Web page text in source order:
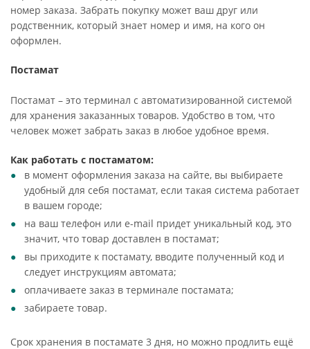
номер заказа. Забрать покупку может ваш друг или
родственник, который знает номер и имя, на кого он
оформлен.
Постамат
Постамат – это терминал с автоматизированной системой
для хранения заказанных товаров. Удобство в том, что
человек может забрать заказ в любое удобное время.
Как работать с постаматом:
в момент оформления заказа на сайте, вы выбираете
удобный для себя постамат, если такая система работает
в вашем городе;
на ваш телефон или e-mail придет уникальный код, это
значит, что товар доставлен в постамат;
вы приходите к постамату, вводите полученный код и
следует инструкциям автомата;
оплачиваете заказ в терминале постамата;
забираете товар.
Срок хранения в постамате 3 дня, но можно продлить ещё